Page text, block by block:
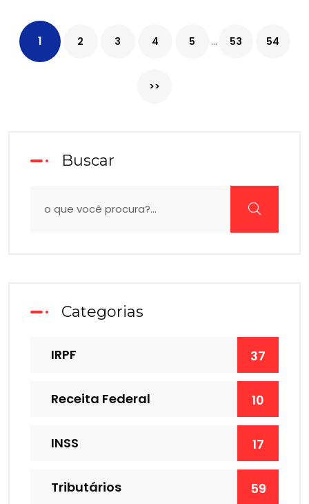
1 2 3 4 5 ... 53 54
>>
Buscar
Categorias
IRPF 37
Receita Federal 10
INSS 17
Tributários 59